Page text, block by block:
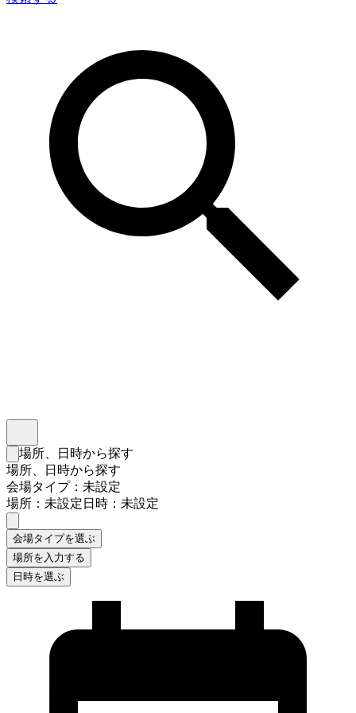
検索フォームを閉じる
場所、日時から探す
場所、日時から探す
会場タイプ：未設定
場所：未設定日時：未設定
会場タイプを選ぶ
場所を入力する
日時を選ぶ